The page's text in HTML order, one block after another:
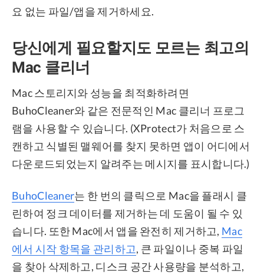
요 없는 파일/앱을 제거하세요.
당신에게 필요할지도 모르는 최고의
Mac 클리너
Mac 스토리지와 성능을 최적화하려면
BuhoCleaner와 같은 전문적인 Mac 클리너 프로그
램을 사용할 수 있습니다. (XProtect가 처음으로 스
캔하고 식별된 맬웨어를 찾지 못하면 앱이 어디에서
다운로드되었는지 알려주는 메시지를 표시합니다.)
BuhoCleaner는 한 번의 클릭으로 Mac을 플래시 클
린하여 정크 데이터를 제거하는 데 도움이 될 수 있
습니다. 또한 Mac에서 앱을 완전히 제거하고, Mac
에서 시작 항목을 관리하고, 큰 파일이나 중복 파일
을 찾아 삭제하고, 디스크 공간 사용량을 분석하고,